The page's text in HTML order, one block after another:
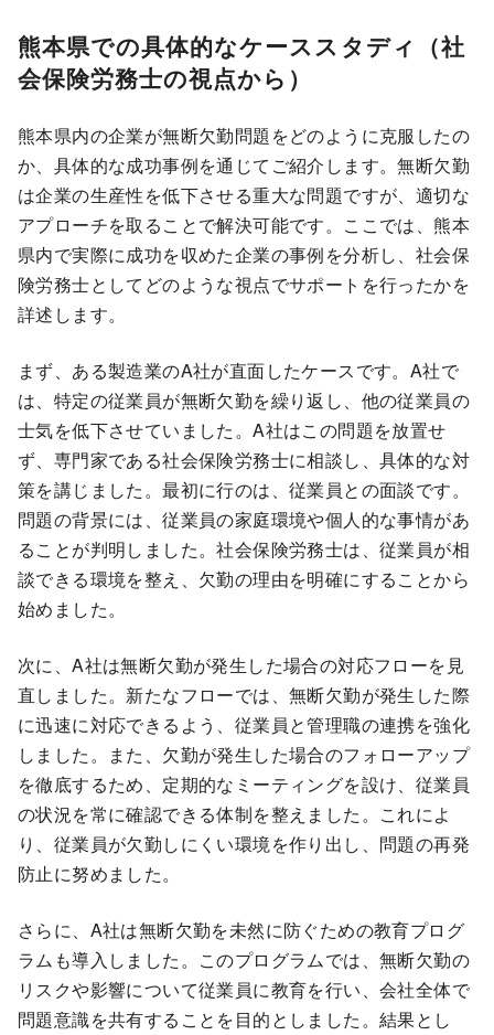
熊本県での具体的なケーススタディ（社
会保険労務士の視点から）
熊本県内の企業が無断欠勤問題をどのように克服したの
か、具体的な成功事例を通じてご紹介します。無断欠勤
は企業の生産性を低下させる重大な問題ですが、適切な
アプローチを取ることで解決可能です。ここでは、熊本
県内で実際に成功を収めた企業の事例を分析し、社会保
険労務士としてどのような視点でサポートを行ったかを
詳述します。
まず、ある製造業のA社が直面したケースです。A社で
は、特定の従業員が無断欠勤を繰り返し、他の従業員の
士気を低下させていました。A社はこの問題を放置せ
ず、専門家である社会保険労務士に相談し、具体的な対
策を講じました。最初に行のは、従業員との面談です。
問題の背景には、従業員の家庭環境や個人的な事情があ
ることが判明しました。社会保険労務士は、従業員が相
談できる環境を整え、欠勤の理由を明確にすることから
始めました。
次に、A社は無断欠勤が発生した場合の対応フローを見
直しました。新たなフローでは、無断欠勤が発生した際
に迅速に対応できるよう、従業員と管理職の連携を強化
しました。また、欠勤が発生した場合のフォローアップ
を徹底するため、定期的なミーティングを設け、従業員
の状況を常に確認できる体制を整えました。これによ
り、従業員が欠勤しにくい環境を作り出し、問題の再発
防止に努めました。
さらに、A社は無断欠勤を未然に防ぐための教育プログ
ラムも導入しました。このプログラムでは、無断欠勤の
リスクや影響について従業員に教育を行い、会社全体で
問題意識を共有することを目的としました。結果とし